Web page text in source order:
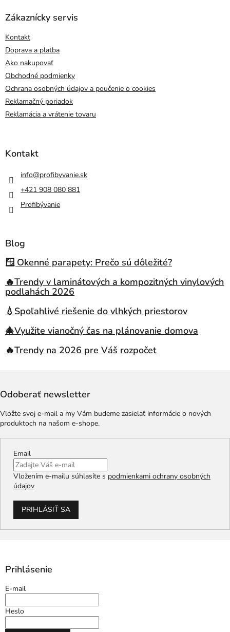
Zákaznícky servis
Kontakt
Doprava a platba
Ako nakupovať
Obchodné podmienky
Ochrana osobných údajov a poučenie o cookies
Reklamačný poriadok
Reklamácia a vrátenie tovaru
Kontakt
info@profibyvanie.sk
+421 908 080 881
Profibývanie
Blog
🪟 Okenné parapety: Prečo sú dôležité?
🔥Trendy v laminátových a kompozitných vinylových
podlahách 2026
💧Spoľahlivé riešenie do vlhkých priestorov
🎄Využite vianočný čas na plánovanie domova
🔥Trendy na 2026 pre Váš rozpočet
Odoberať newsletter
Vložte svoj e-mail a my Vám budeme zasielať informácie o nových
produktoch na našom e-shope.
Email
Vložením e-mailu súhlasíte s podmienkami ochrany osobných
údajov
PRIHLÁSIŤ SA
Prihlásenie
E-mail
Heslo